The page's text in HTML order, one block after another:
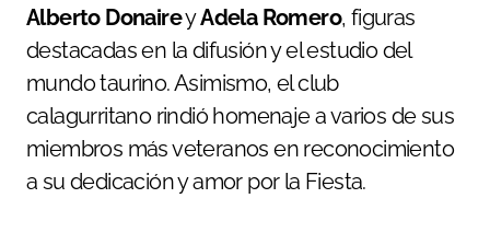
Alberto DonaireyAdela Romero, figuras
destacadas en la difusión y el estudio del
mundo taurino. Asimismo, el club
calagurritano rindió homenaje a varios de sus
miembros más veteranos en reconocimiento
a su dedicación y amor por la Fiesta.